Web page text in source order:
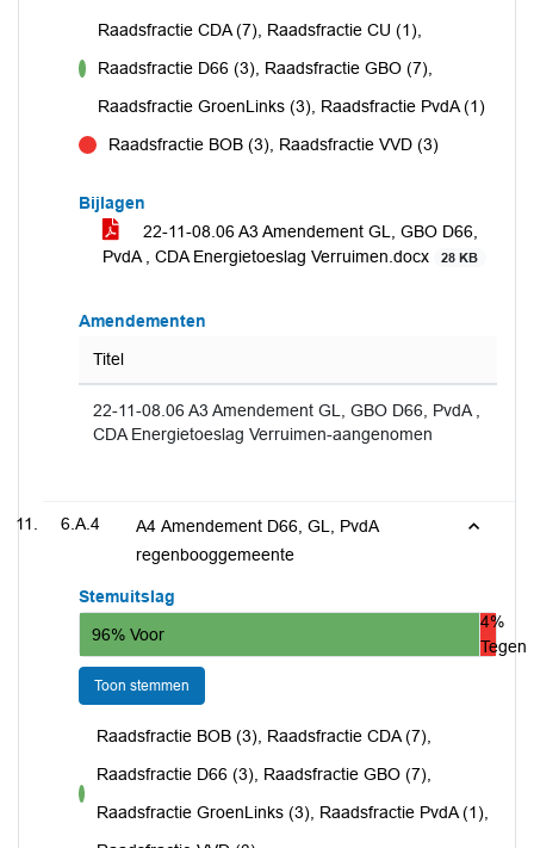
Raadsfractie CDA (7), Raadsfractie CU (1),
Raadsfractie D66 (3), Raadsfractie GBO (7),
Raadsfractie GroenLinks (3), Raadsfractie PvdA (1)
Raadsfractie BOB (3), Raadsfractie VVD (3)
Bijlagen
22-11-08.06 A3 Amendement GL, GBO D66,
PvdA , CDA Energietoeslag Verruimen.docx
28 KB
Amendementen
Titel
22-11-08.06 A3 Amendement GL, GBO D66, PvdA ,
CDA Energietoeslag Verruimen-aangenomen
6.A.4
A4 Amendement D66, GL, PvdA
regenbooggemeente
Stemuitslag
96% Voor
4%
Tegen
Toon stemmen
voor
Raadsfractie BOB (3), Raadsfractie CDA (7),
Raadsfractie D66 (3), Raadsfractie GBO (7),
Raadsfractie GroenLinks (3), Raadsfractie PvdA (1),